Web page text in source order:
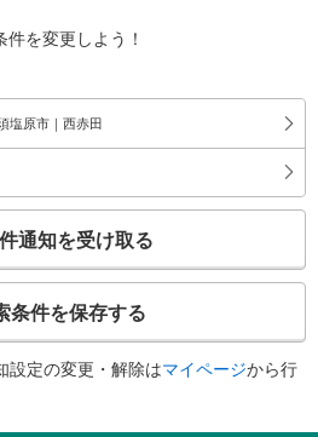
件を変更しよう！
塩原市｜西赤田
通知を受け取る
条件を保存する
設定の変更・解除はマイページから行